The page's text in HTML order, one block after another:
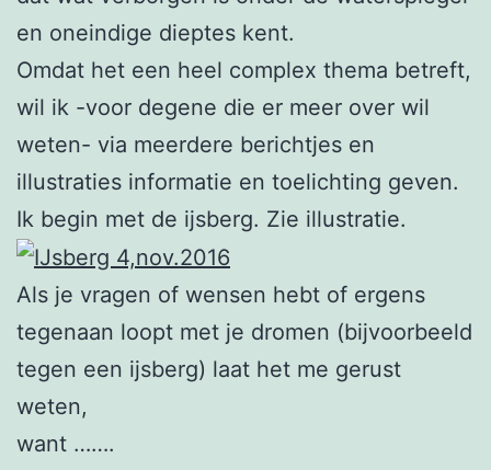
en oneindige dieptes kent.
Omdat het een heel complex thema betreft,
wil ik -voor degene die er meer over wil
weten- via meerdere berichtjes en
illustraties informatie en toelichting geven.
Ik begin met de ijsberg. Zie illustratie.
Als je vragen of wensen hebt of ergens
tegenaan loopt met je dromen (bijvoorbeeld
tegen een ijsberg) laat het me gerust
weten,
want …….